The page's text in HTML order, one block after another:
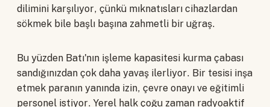
dilimini karşılıyor, çünkü mıknatısları cihazlardan
sökmek bile başlı başına zahmetli bir uğraş.
Bu yüzden Batı'nın işleme kapasitesi kurma çabası
sandığınızdan çok daha yavaş ilerliyor. Bir tesisi inşa
etmek paranın yanında izin, çevre onayı ve eğitimli
personel istiyor. Yerel halk çoğu zaman radyoaktif